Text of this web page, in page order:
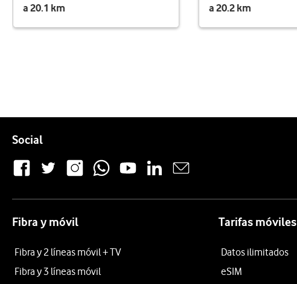
a 20.1 km a 20.2 km
SocialEnlaces a las redes sociales de Vodafone
Fibra y móvil
Fibra y 2 líneas móvil + TV
Fibra y 3 líneas móvil
Tarifas móviles
Datos ilimitados
eSIM